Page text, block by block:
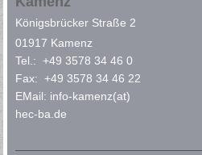
Königsbrücker Straße 2
01917 Kamenz
Tel.: +49 3578 34 46 0
Fax: +49 3578 34 46 22
EMail: info-kamenz(at)
hec-ba.de